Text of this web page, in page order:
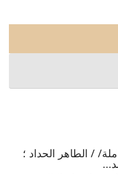
/ الطاهر الحداد ؛